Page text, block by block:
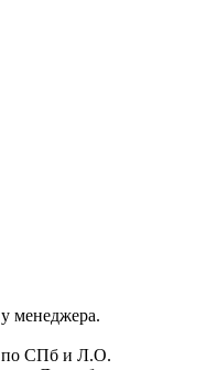
менеджера.
по СПб и Л.О.